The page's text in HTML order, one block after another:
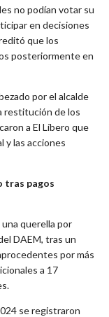
no podían votar su
en decisiones
que los
posteriormente en
por el alcalde
restitución de los
a El Líbero que
y las acciones
tras pagos
querella por
DAEM, tras un
por más
a 17
se registraron